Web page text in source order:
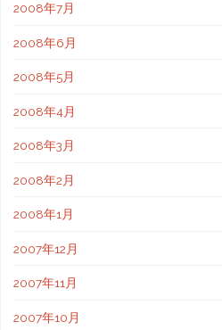
2008年7月
2008年6月
2008年5月
2008年4月
2008年3月
2008年2月
2008年1月
2007年12月
2007年11月
2007年10月